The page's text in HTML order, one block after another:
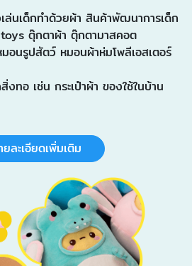
ล่นเด็กทำด้วยผ้า สินค้าพัฒนาการเด็ก
ตุ๊กตาผ้า ตุ๊กตามาสคอต
อนรูปสัตว์ หมอนผ้าห่มโพลีเอสเตอร์
งทอ เช่น กระเป๋าผ้า ของใช้ในบ้าน
ยละเอียดเพิ่มเติม